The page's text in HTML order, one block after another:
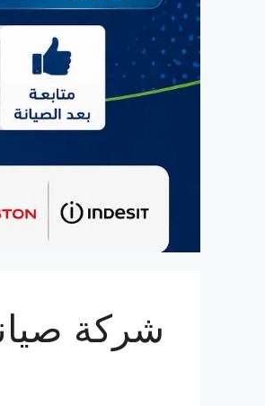
شركة صيانة أجهزة